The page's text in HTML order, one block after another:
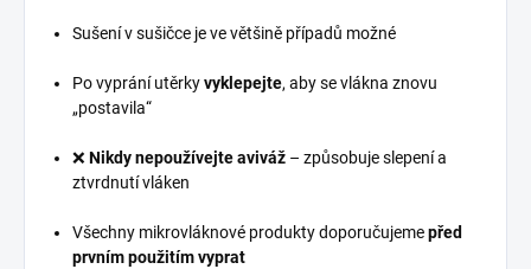
Sušení v sušičce je ve většině případů možné
Po vyprání utěrkyvyklepejte, aby se vlákna znovu
„postavila“
❌ Nikdy nepoužívejte aviváž – způsobuje slepení a
ztvrdnutí vláken
Všechny mikrovláknové produkty doporučujemepřed
prvním použitím vyprat